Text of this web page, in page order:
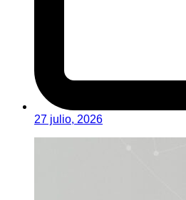
27 julio, 2026